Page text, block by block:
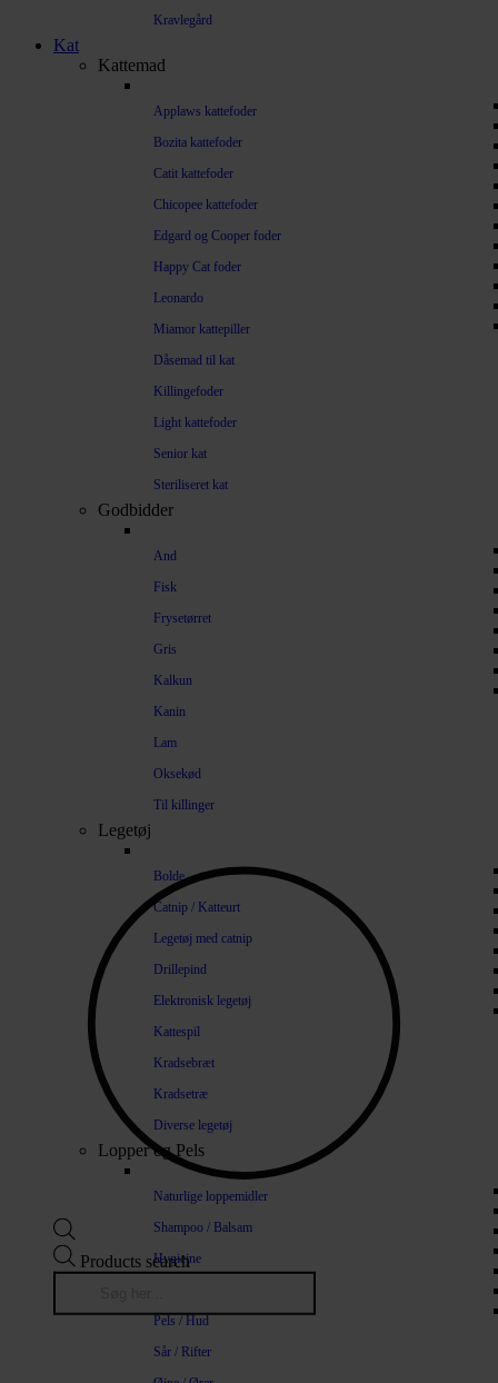
Kravlegård
Kat
Kattemad
Applaws kattefoder
Bozita kattefoder
Catit kattefoder
Chicopee kattefoder
Edgard og Cooper foder
Happy Cat foder
Leonardo
Miamor kattepiller
Dåsemad til kat
Killingefoder
Light kattefoder
Senior kat
Steriliseret kat
Godbidder
And
Fisk
Frysetørret
Gris
Kalkun
Kanin
Lam
Oksekød
Til killinger
Legetøj
Bolde
Catnip / Katteurt
Legetøj med catnip
Drillepind
Elektronisk legetøj
Kattespil
Kradsebræt
Kradsetræ
Diverse legetøj
Lopper og Pels
Naturlige loppemidler
Shampoo / Balsam
Hygiejne
Pels / Hud
Sår / Rifter
Products search